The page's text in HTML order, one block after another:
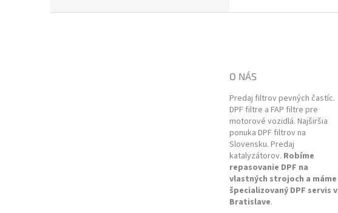
O NÁS
Predaj filtrov pevných častíc.
DPF filtre a FAP filtre pre
motorové vozidlá. Najširšia
ponuka DPF filtrov na
Slovensku. Predaj
katalyzátorov. Robíme
repasovanie DPF na
vlastných strojoch a máme
špecializovaný DPF servis v
Bratislave.